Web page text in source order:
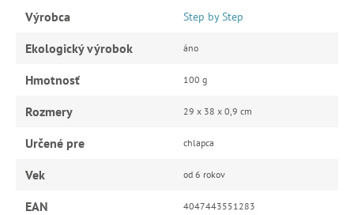
Výrobca Step by Step
Ekologický výrobok áno
Hmotnosť 100 g
Rozmery 29 x 38 x 0,9 cm
Určené pre chlapca
Vek od 6 rokov
EAN 4047443551283